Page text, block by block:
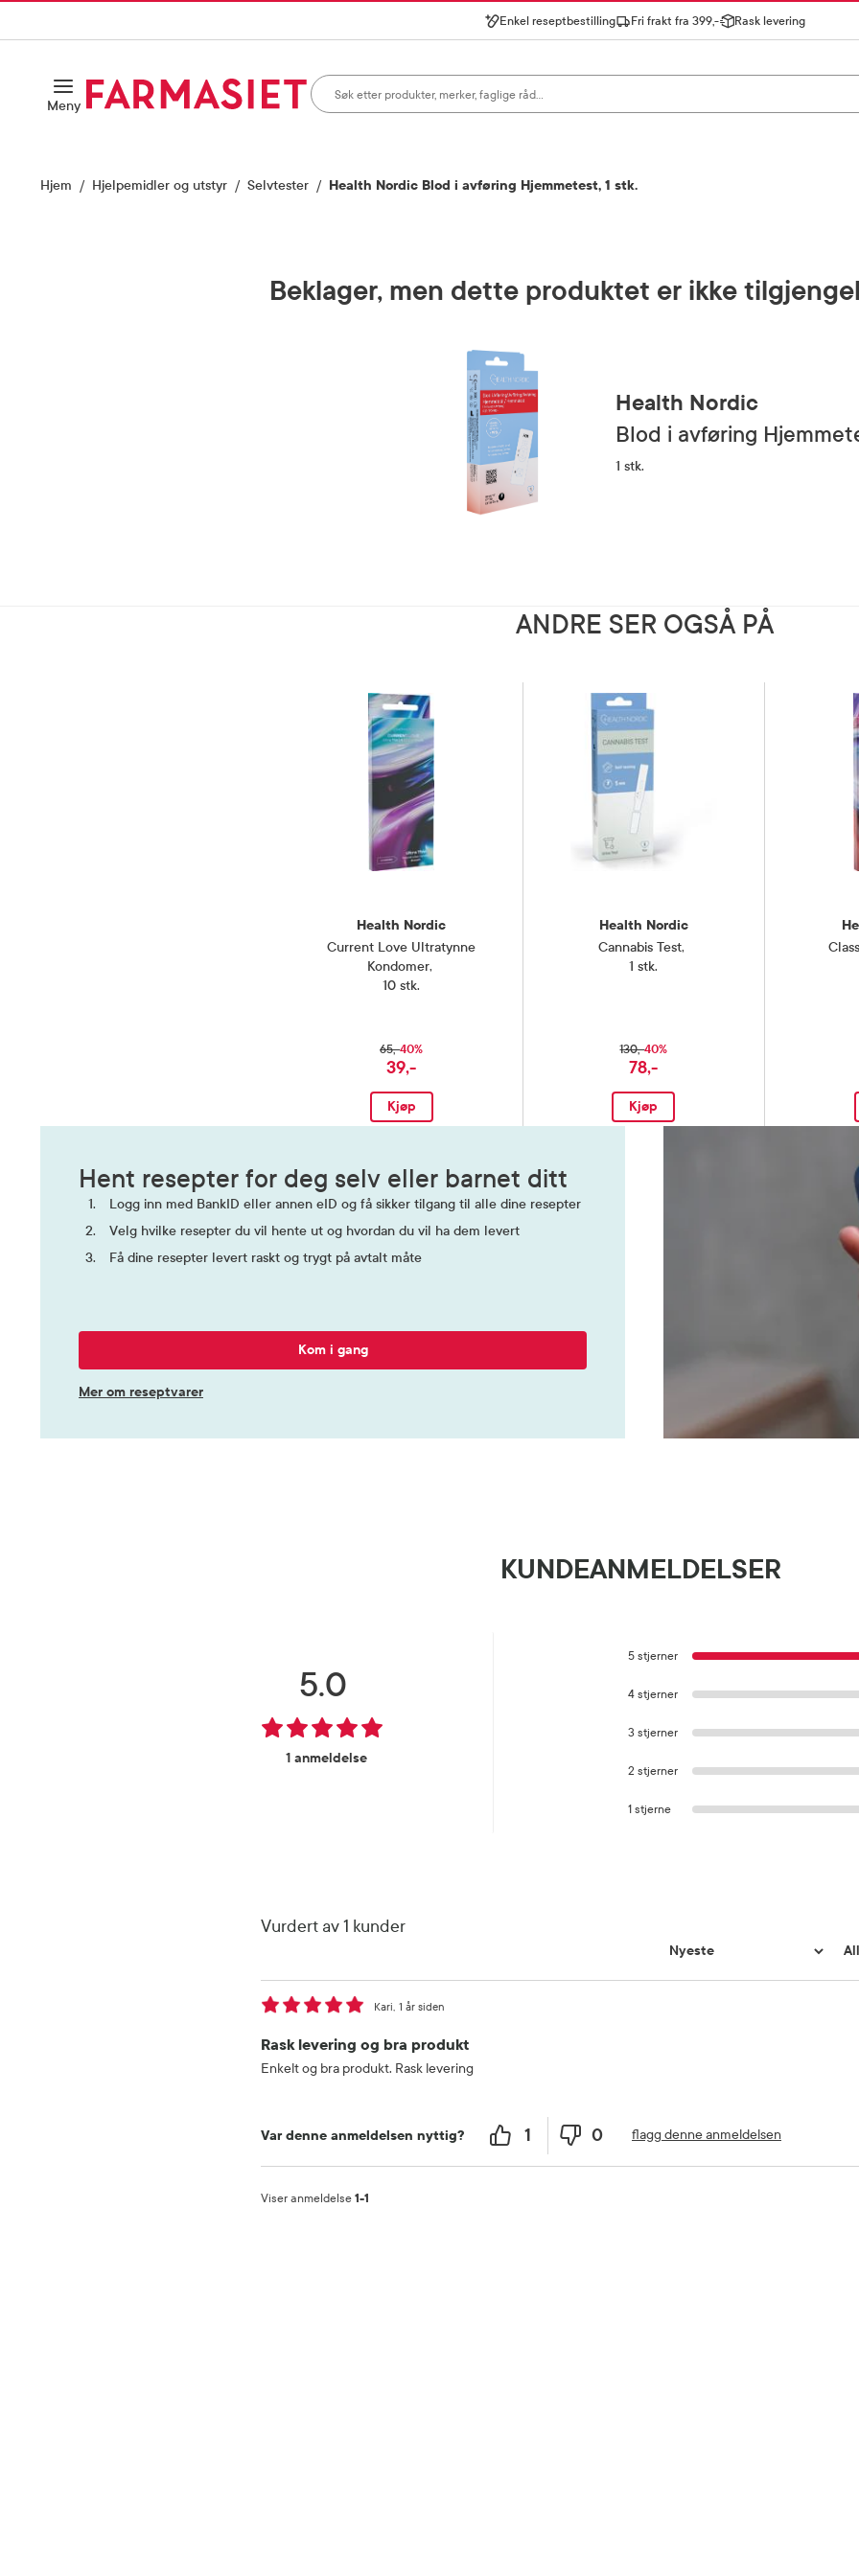
Enkel reseptbestilling Fri frakt fra 399,- Rask levering
INNHOLD
MenyÅpne
Søk i apotek
Hjem Hjelpemidler og utstyr Selvtester Health Nordic Blod i avføring Hjemmetest, 1 stk.
Beklager, men dette produktet er ikke
Health Nordic
Blod i avføring
1 stk.
ANDRE SER OGSÅ PÅ
Health Nordic
Current Love Ultratynne
Kondomer,
10 stk.
65,-40%
39,-
Kjøp
Health Nordic
Cannabis Test,
1 stk.
130,-40%
78,-
Kjøp
Hent resepter for deg selv eller barnet ditt
Logg inn med BankID eller annen eID og få sikker tilgang til alle dine resepter
Velg hvilke resepter du vil hente ut og hvordan du vil ha dem levert
Få dine resepter levert raskt og trygt på avtalt måte
Kom i gang
Mer om reseptvarer
KUNDEANMELDELSER
5.0
1 anmeldelse
5 stjerner
4 stjerner
3 stjerner
2 stjerner
1 stjerne
Vurdert av 1 kunder
Rask levering og bra produkt
1 år siden
Kari
Enkelt og bra produkt. Rask levering
Var denne anmeldelsen nyttig? 1 0 flagg denne anmeldelsen
Viser anmeldelse 1-1